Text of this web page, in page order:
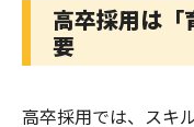
高卒採用は「
要
高卒採用では、スキ